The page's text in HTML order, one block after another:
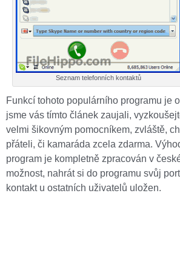
Seznam telefonních kontaktů
Funkcí tohoto populárního programu je
jsme vás tímto článek zaujali,
velmi šikovným pomocníkem, zvláště,
přáteli, či kamaráda zcela zdarma.
program je kompletně zpracován v
možnost, nahrát si do programu svůj
kontakt u ostatních uživatelů uložen.